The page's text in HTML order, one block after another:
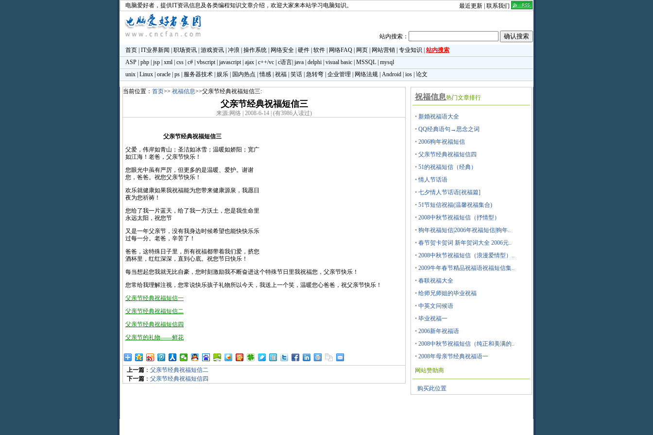
电脑爱好者 ，提供IT资讯信息及各类编程知识文章介绍，欢迎大家来本站学习电脑知识。 最近更新 联系我们
站内搜索：
首页| IT业界新闻 职场资讯| 游戏资讯| 冲浪 操作系统| 网络安全| 硬件| 软件| 网络FAQ| 网页| 网站营销| 专业知识
站内搜索
ASP| php| jsp| xml| css| c#| vbscript| javascript| ajax| c++/vc| c语言| java| delphi| visual basic| MSSQL| mysql
unix| Linux| oracle| ps| 服务器技术| 娱乐| 国内热点 |情感| 祝福| 笑话| 急转弯| 企业管理 网络法规| Android| ios| 论文
当前位置： 首页>> 祝福信息>>父亲节经典祝福短信三:
父亲节经典祝福短信三
来源:网络 | 2008-6-14 | (有3986人读过)
父亲节经典祝福短信三
父爱，伟岸如青山；圣洁如冰雪；温暖如娇阳；宽广
如江海！老爸，父亲节快乐！
您眼光中虽有严厉，但更多的是温暖、爱护。谢谢
您，爸爸。祝您父亲节快乐！
欢乐就健康如果我祝福能为您带来健康源泉，我愿日
夜为您祈祷！
您给了我一片蓝天，给了我一方沃土，您是我生命里
永远太阳，祝您节
又是一年父亲节，没有我身边时候希望也能快快乐乐
过每一分。老爸，辛苦了！
爸爸，这特殊日子里，所有祝福都带着我们爱，挤您
酒杯里，红红深深，直到心底。祝您节日快乐！
每当想起您我就无比自豪，您时刻激励我不断奋进这个特殊节日里我祝福您，父亲节快乐！
您常给我理解注视，您常说快乐孩子礼物所以今天，我送上一个笑，温暖您心爸爸，祝父亲节快乐！
父亲节经典祝福短信一
父亲节经典祝福短信二
父亲节经典祝福短信四
父亲节的礼物——鲜花
上一篇 ： 父亲节经典祝福短信二
下一篇 ： 父亲节经典祝福短信四
祝福信息热门文章排行
• 新婚祝福语大全
• QQ经典语句→思念之词
• 2006狗年祝福短信
• 父亲节经典祝福短信四
• 51的祝福短信（经典）
•情人节话语
• 七夕情人节话语[祝福篇]
• 51节短信祝福(温馨祝福集合)
• 2008中秋节祝福短信（抒情型）
• 狗年祝福短信|2006年祝福短信|狗年..
• 春节贺卡贺词 新年贺词大全 2006元..
• 2008中秋节祝福短信（浪漫爱情型）..
• 2009牛年春节精品祝福语祝福短信集..
• 春联祝福大全
• 给师兄师姐的毕业祝福
• 中英文问候语
• 毕业祝福一
• 2006新年祝福语
• 2008中秋节祝福短信（纯正和美满的..
• 2008年母亲节经典祝福语一
网站赞助商
购买此位置